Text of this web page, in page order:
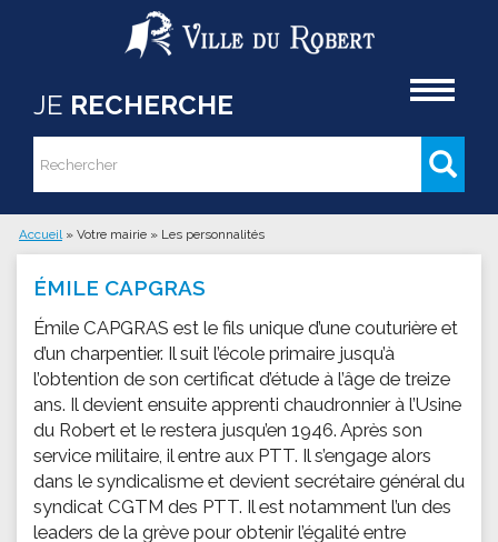
Aller au contenu principal
JE RECHERCHE
Formulaire de recherche
Rechercher
Vous êtes ici
Accueil » Votre mairie » Les personnalités
ÉMILE CAPGRAS
Émile CAPGRAS est le fils unique d’une couturière et
d’un charpentier. Il suit l’école primaire jusqu’à
l’obtention de son certificat d’étude à l’âge de treize
ans. Il devient ensuite apprenti chaudronnier à l’Usine
du Robert et le restera jusqu’en 1946. Après son
service militaire, il entre aux PTT. Il s’engage alors
dans le syndicalisme et devient secrétaire général du
syndicat CGTM des PTT. Il est notamment l’un des
leaders de la grève pour obtenir l’égalité entre